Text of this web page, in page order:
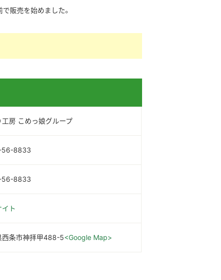
販売を始めました。
工房 こめっ娘グループ
8833
8833
ト
西条市神拝甲488-5<Google Map>